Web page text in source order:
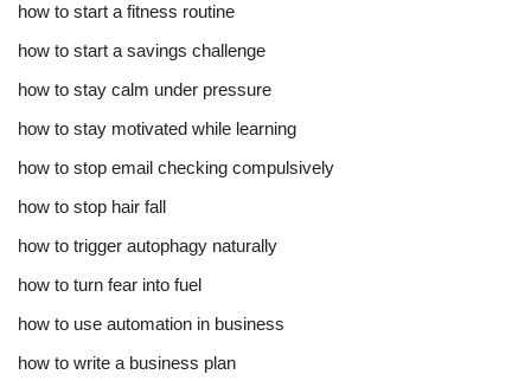
how to start a fitness routine
how to start a savings challenge
how to stay calm under pressure
how to stay motivated while learning
how to stop email checking compulsively
how to stop hair fall
how to trigger autophagy naturally
how to turn fear into fuel
how to use automation in business
how to write a business plan